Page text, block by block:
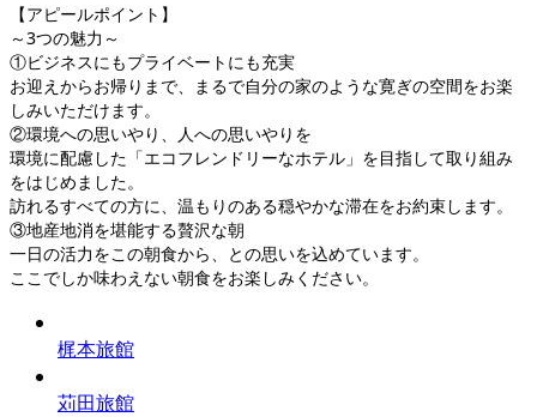
【アピールポイント】
～3つの魅力～
①ビジネスにもプライベートにも充実
お迎えからお帰りまで、まるで自分の家のような寛ぎの空間をお楽
しみいただけます。
②環境への思いやり、人への思いやりを
環境に配慮した「エコフレンドリーなホテル」を目指して取り組み
をはじめました。
訪れるすべての方に、温もりのある穏やかな滞在をお約束します。
③地産地消を堪能する贅沢な朝
一日の活力をこの朝食から、との思いを込めています。
ここでしか味わえない朝食をお楽しみください。
梶本旅館
苅田旅館